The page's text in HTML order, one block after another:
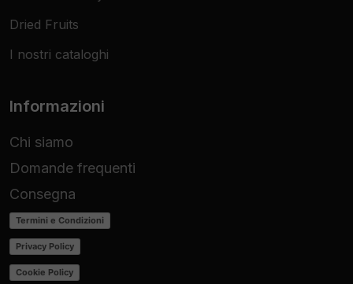
Dried Fruits
I nostri cataloghi
Informazioni
Chi siamo
Domande frequenti
Consegna
Termini e Condizioni
Privacy Policy
Cookie Policy